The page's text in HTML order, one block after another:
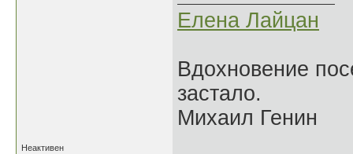
Елена Лайцан
Вдохновение
застало.
Михаил Генин
Неактивен